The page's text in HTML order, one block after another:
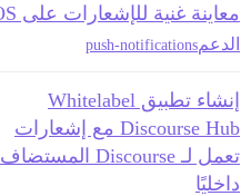
معاينة غنية للإشعارات على iOS
الدعمpush-notifications
إنشاء تطبيق Whitelabel
Discourse Hub مع إشعارات
تعمل لـ Discourse المستضاف
داخليًا